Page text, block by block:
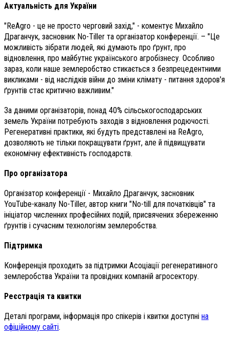
Актуальність для України
"ReAgro - це не просто черговий захід," - коментує Михайло
Драганчук, засновник No-Tiller та організатор конференції. – "Це
можливість зібрати людей, які думають про ґрунт, про
відновлення, про майбутнє українського агробізнесу. Особливо
зараз, коли наше землеробство стикається з безпрецедентними
викликами - від наслідків війни до зміни клімату - питання здоров'я
ґрунтів стає критично важливим."
За даними організаторів, понад 40% сільськогосподарських
земель України потребують заходів з відновлення родючості.
Регенеративні практики, які будуть представлені на ReAgro,
дозволяють не тільки покращувати ґрунт, але й підвищувати
економічну ефективність господарств.
Про організатора
Організатор конференції - Михайло Драганчук, засновник
YouTube-каналу No-Tiller, автор книги "No-till для початківців" та
ініціатор численних професійних подій, присвячених збереженню
ґрунтів і сучасним технологіям землеробства.
Підтримка
Конференція проходить за підтримки Асоціації регенеративного
землеробства України та провідних компаній агросектору.
Реєстрація та квитки
Деталі програми, інформація про спікерів і квитки доступні на
офіційному сайті.